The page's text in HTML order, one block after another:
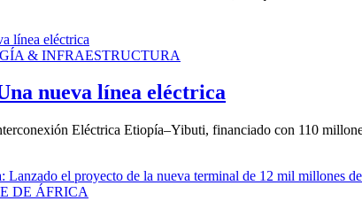
& INFRAESTRUCTURA
nueva línea eléctrica
Eléctrica Etiopía–Yibuti, financiado con 110
DE ÁFRICA